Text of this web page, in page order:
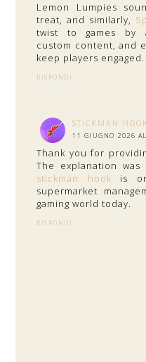
Lemon Lumpies
treat, and similarly,
twist to games by
custom content, and
keep players engaged.
RISPONDI
STICKMAN HOOK
11 GIUGNO 2026
Thank you for
The explanation
stickman hook is
supermarket
gaming world today.
RISPONDI